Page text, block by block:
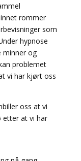
rommer
som
hypnose
minner og
problemet
vi har kjørt oss
oss at vi
etter at vi har